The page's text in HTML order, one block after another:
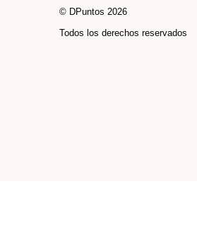
© DPuntos 2026
Todos los derechos reservados